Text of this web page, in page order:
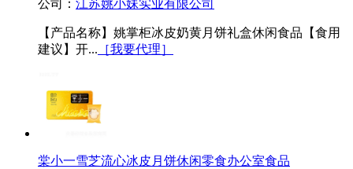
公司： 江苏姚小妹实业有限公司
【产品名称】姚掌柜冰皮奶黄月饼礼盒休闲食品【食用
建议】开... ［我要代理］
棠小一雪芝流心冰皮月饼休闲零食办公室食品